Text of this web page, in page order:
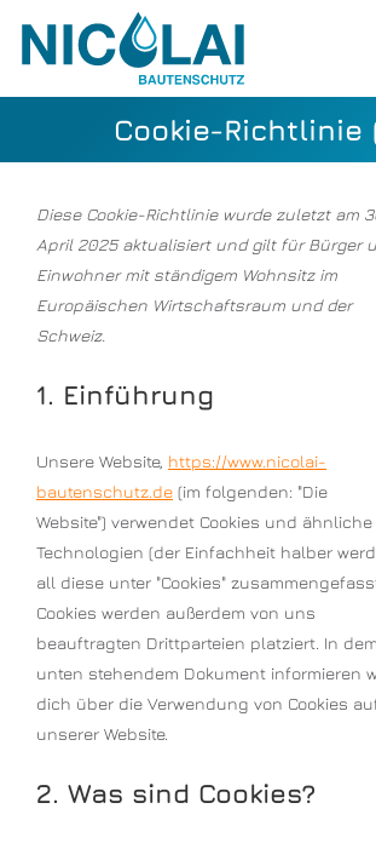
Cookie-Richtlinie
Diese Cookie-Richtlinie wurde zuletzt am
April 2025 aktualisiert und gilt für Bürger
Einwohner mit ständigem Wohnsitz im
Europäischen Wirtschaftsraum und der
Schweiz.
1. Einführung
Unsere Website, https://www.nicolai-
bautenschutz.de (im folgenden: "Die
Website") verwendet Cookies und ähnliche
Technologien (der Einfachheit halber
all diese unter "Cookies"
Cookies werden außerdem von uns
beauftragten Drittparteien platziert. In dem
unten stehendem Dokument informieren
dich über die Verwendung von Cookies
unserer Website.
2. Was sind Cookies?